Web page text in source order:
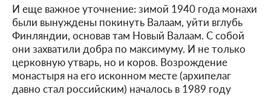
И еще важное уточнение: зимой 1940 года монахи
были вынуждены покинуть Валаам, уйти вглубь
Финляндии, основав там Новый Валаам. С собой
они захватили добра по максимуму. И не только
церковную утварь, но и коров. Возрождение
монастыря на его исконном месте (архипелаг
давно стал российским) началось в 1989 году